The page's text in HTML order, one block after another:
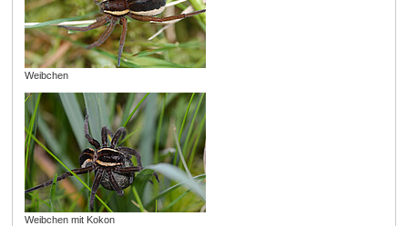
Weibchen
Weibchen mit Kokon